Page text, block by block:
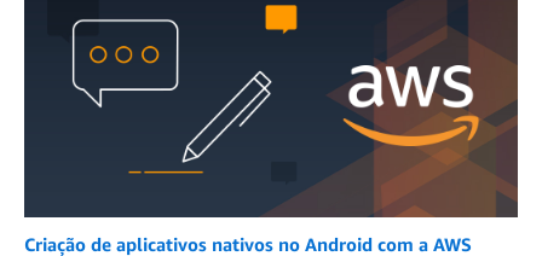
Criação de aplicativos nativos no Android com a AWS